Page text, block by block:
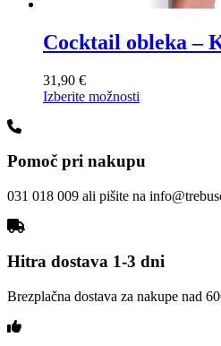
Cocktail obleka –
31,90 €
Izberite možnosti
različic.
lahko
izberete
izdelka
Pomoč pri nakupu
031 018 009 ali pišite na
Hitra dostava 1-3 dni
Brezplačna dostava za nakupe nad